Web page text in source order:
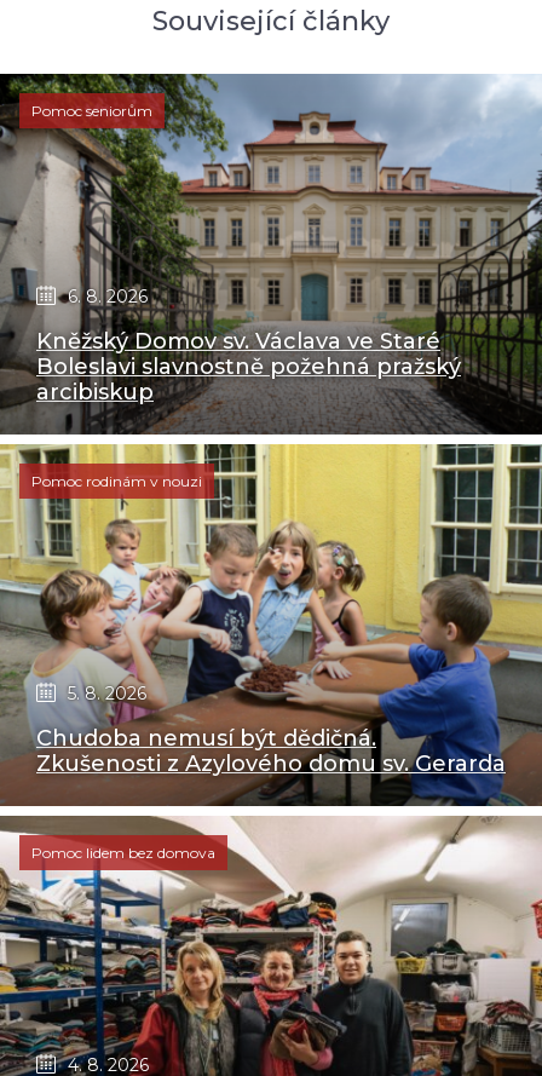
Související články
Pomoc seniorům
6. 8. 2026
Kněžský Domov sv. Václava ve Staré
Boleslavi slavnostně požehná pražský
arcibiskup
Pomoc rodinám v nouzi
5. 8. 2026
Chudoba nemusí být dědičná.
Zkušenosti z Azylového domu sv. Gerarda
Pomoc lidem bez domova
4. 8. 2026